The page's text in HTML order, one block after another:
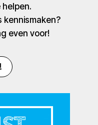
kennismaken?
even voor!